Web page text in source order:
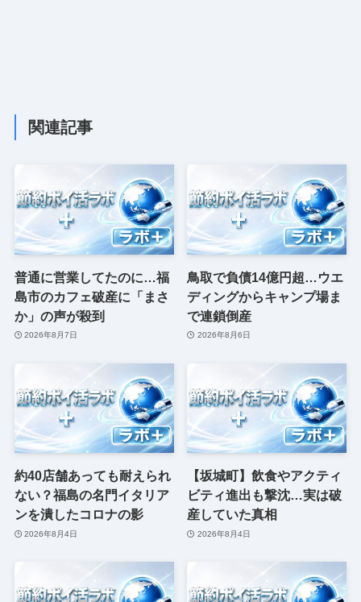
関連記事
普通に営業してたのに…福
島市のカフェ破産に「まさ
か」の声が殺到
2026年8月7日
鳥取で負債14億円超…ウエ
ディングからキャンプ場ま
で連鎖倒産
2026年8月6日
約40店舗あっても耐えられ
ない？福島の名門イタリア
ンを潰したコロナの影
2026年8月4日
【坂城町】飲食やアクティ
ビティ進出も撃沈…実は破
産していた真相
2026年8月4日